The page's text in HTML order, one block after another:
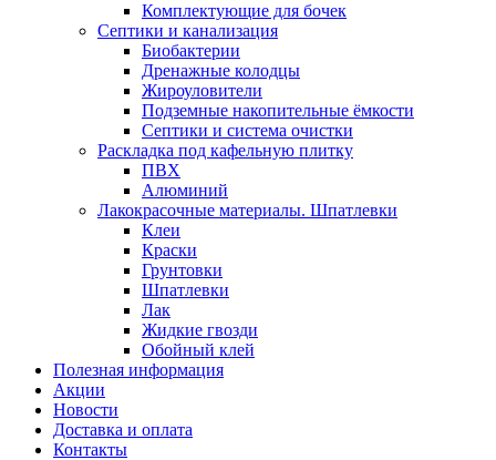
Комплектующие для бочек
Септики и канализация
Биобактерии
Дренажные колодцы
Жироуловители
Подземные накопительные ёмкости
Септики и система очистки
Раскладка под кафельную плитку
ПВХ
Алюминий
Лакокрасочные материалы. Шпатлевки
Клеи
Краски
Грунтовки
Шпатлевки
Лак
Жидкие гвозди
Обойный клей
Полезная информация
Акции
Новости
Доставка и оплата
Контакты